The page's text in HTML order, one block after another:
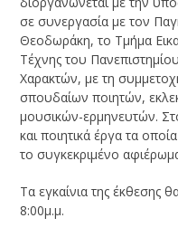
σε συνεργασία με τον
Θεοδωράκη, το Τμήμα
Τέχνης του
Χαρακτών, με τη
σπουδαίων ποιητών,
μουσικών-ερμηνευτών.
και ποιητικά έργα τα
το συγκεκριμένο
Τα εγκαίνια της έκθεσης
8:00μ.μ.